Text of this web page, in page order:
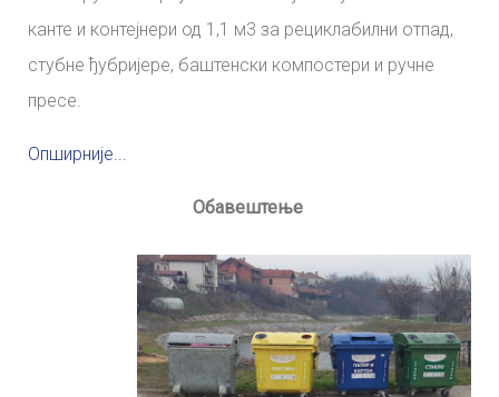
канте и контејнери од 1,1 м3 за рециклабилни отпад,
стубне ђубријере, баштенски компостери и ручне
пресе.
Опширније...
Обавештење